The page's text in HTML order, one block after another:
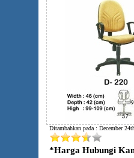
Ditambahkan pada : December
*Harga Hubungi